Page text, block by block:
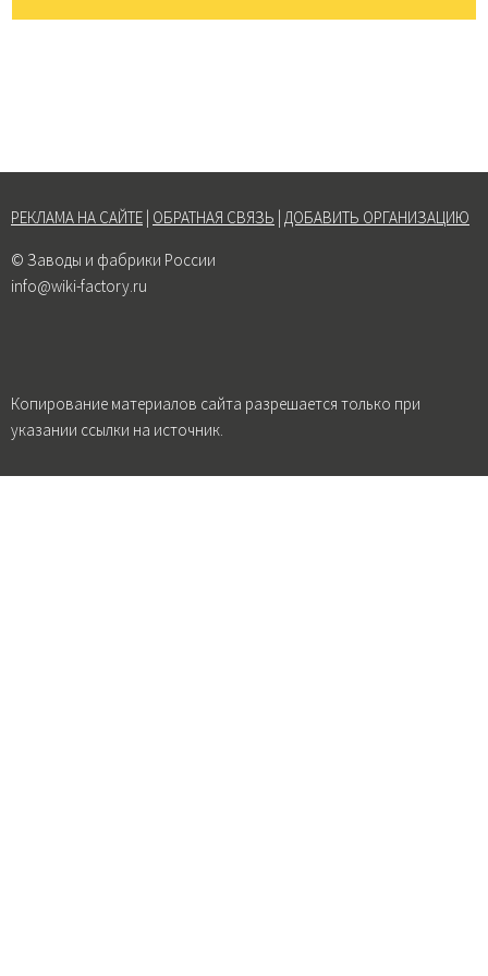
РЕКЛАМА НА САЙТЕ ОБРАТНАЯ СВЯЗЬ ДОБАВИТЬ ОРГАНИЗАЦИЮ
© Заводы и фабрики России
info@wiki-factory.ru
Копирование материалов сайта разрешается только при
указании ссылки на источник.